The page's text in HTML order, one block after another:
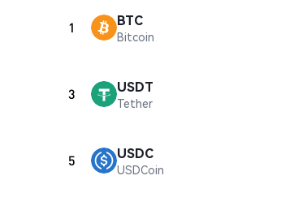
1 BTC
Bitcoin
3 USDT
Tether
5 USDC
USDCoin